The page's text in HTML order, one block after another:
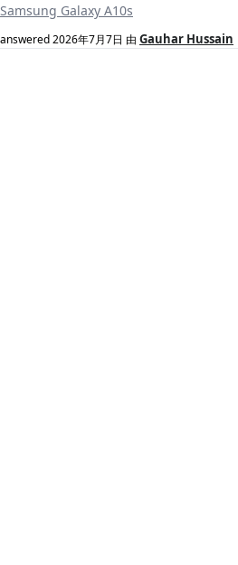
Samsung Galaxy A10s
answered2026年7月7日 由 Gauhar Hussain